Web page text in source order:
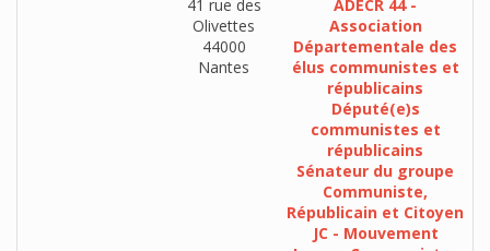
41 rue des
Olivettes
44000
Nantes
ADECR 44 -
Association
Départementale des
élus communistes et
républicains
Député(e)s
communistes et
républicains
Sénateur du groupe
Communiste,
Républicain et Citoyen
JC - Mouvement